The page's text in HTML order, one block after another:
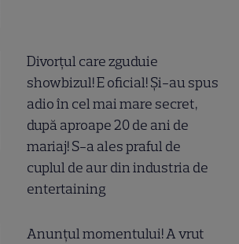
Divorțul care zguduie
showbizul! E oficial! Și-au spus
adio în cel mai mare secret,
după aproape 20 de ani de
mariaj! S-a ales praful de
cuplul de aur din industria de
entertaining
Anunțul momentului! A vrut